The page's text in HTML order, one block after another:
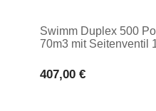
Swimm Duplex 500
70m3 mit Seitenventil
407,00 €